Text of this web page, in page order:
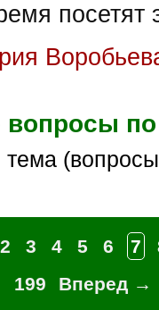
посетят
по
2 3 4 5 6 7
199 Вперед →